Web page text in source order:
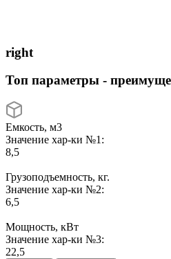
right
Топ параметры -
Емкость, м3
Значение хар-ки №1:
8,5
Грузоподъемность, кг.
Значение хар-ки №2:
6,5
Мощность, кВт
Значение хар-ки №3:
22,5